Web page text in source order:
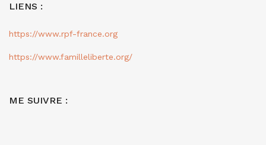
LIENS :
https://www.rpf-france.org
https://www.familleliberte.org/
ME SUIVRE :